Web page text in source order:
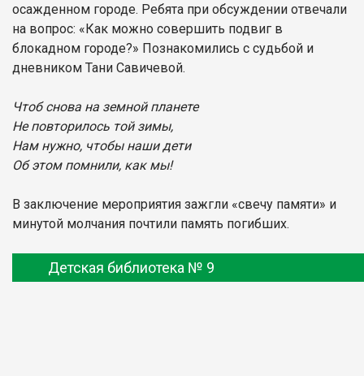
осажденном городе. Ребята при обсуждении отвечали
на вопрос: «Как можно совершить подвиг в
блокадном городе?» Познакомились с судьбой и
дневником Тани Савичевой.
Чтоб снова на земной планете
Не повторилось той зимы,
Нам нужно, чтобы наши дети
Об этом помнили, как мы!
В заключение мероприятия зажгли «свечу памяти» и
минутой молчания почтили память погибших.
Детская библиотека № 9